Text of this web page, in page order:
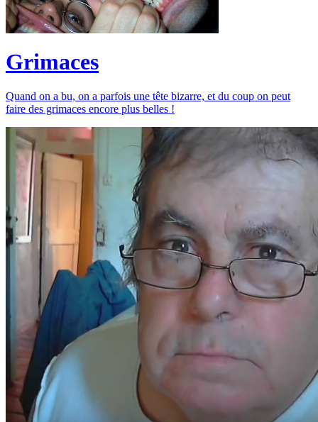
Grimaces
Quand on a bu, on a parfois une tête bizarre, et du coup on peut
faire des grimaces encore plus belles !